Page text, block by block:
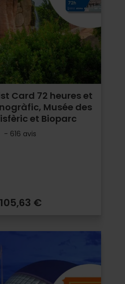
Card 72 heures et
Musée des
et Bioparc
- 616 avis
105,63 €